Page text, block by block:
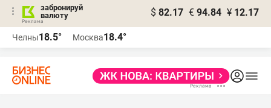
забронируй
валюту
$ 82.17 € 94.84 ¥ 12.17
Челны18.5° Москва18.4°